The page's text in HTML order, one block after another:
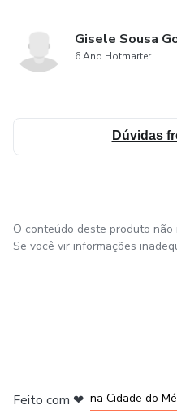
Gisele Sousa
6 Ano Hotmarter
Dúvidas
O conteúdo deste produto
Se você vir informações
Feito com ❤ na Cidade do